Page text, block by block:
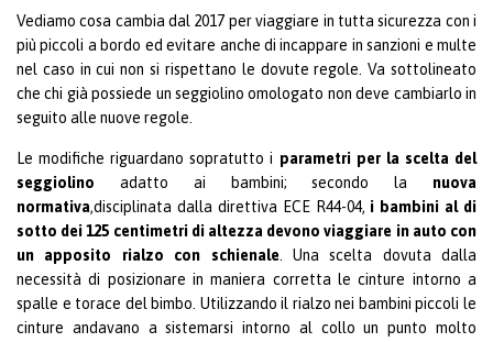
Vediamo cosa cambia dal 2017 per viaggiare in tutta sicurezza con i
più piccoli a bordo ed evitare anche di incappare in sanzioni e multe
nel caso in cui non si rispettano le dovute regole. Va sottolineato
che chi già possiede un seggiolino omologato non deve cambiarlo in
seguito alle nuove regole.
Le modifiche riguardano sopratutto i parametri per la scelta del
seggiolino adatto ai bambini; secondo la nuova
normativa,disciplinata dalla direttiva ECE R44-04, i bambini al di
sotto dei 125 centimetri di altezza devono viaggiare in auto con
un apposito rialzo con schienale. Una scelta dovuta dalla
necessità di posizionare in maniera corretta le cinture intorno a
spalle e torace del bimbo. Utilizzando il rialzo nei bambini piccoli le
cinture andavano a sistemarsi intorno al collo un punto molto